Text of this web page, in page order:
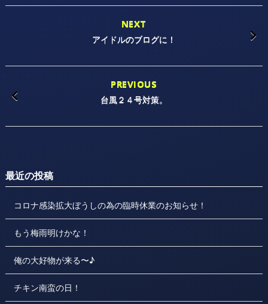
NEXT
アイドルのブログに！
PREVIOUS
台風２４号対策。
最近の投稿
コロナ感染拡大ぼうしの為の臨時休業のお知らせ！
もう梅雨明けかな！
俺の大好物が来る〜♪
チキン南蛮の日！